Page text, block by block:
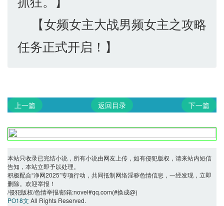
【女频女主大战男频女主之攻略
任务正式开启！】
上一篇 返回目录 下一篇
本站只收录已完结小说，所有小说由网友上传，如有侵犯版权，请来站内短信
告知，本站立即予以处理。
积极配合“净网2025”专项行动，共同抵制网络淫秽色情信息，一经发现，立即
删除。欢迎举报！
/侵犯版权/色情举报/邮箱:novel#qq.com(#换成@)
PO18文 All Rights Reserved.